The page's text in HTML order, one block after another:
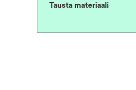
Tausta materiaali